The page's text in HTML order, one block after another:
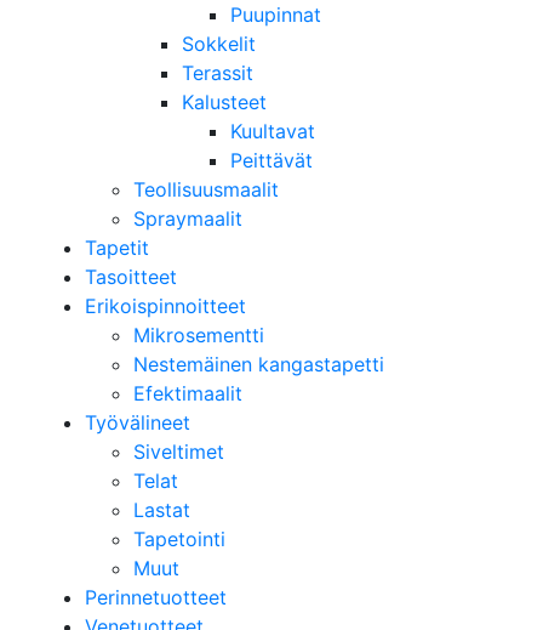
Puupinnat
Sokkelit
Terassit
Kalusteet
Kuultavat
Peittävät
Teollisuusmaalit
Spraymaalit
Tapetit
Tasoitteet
Erikoispinnoitteet
Mikrosementti
Nestemäinen kangastapetti
Efektimaalit
Työvälineet
Siveltimet
Telat
Lastat
Tapetointi
Muut
Perinnetuotteet